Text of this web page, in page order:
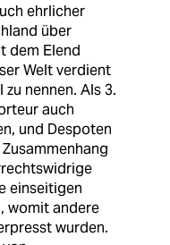
ehrlicher
über
dem Elend
Welt verdient
zu nennen. Als 3.
auch
und Despoten
einseitigen
womit andere
wurden.